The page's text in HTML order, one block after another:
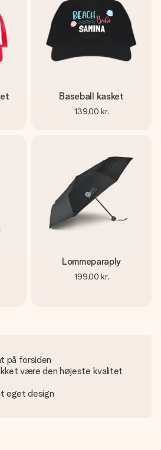
Baseball kasket
139,00 kr.
Lommeparaply
199,00 kr.
på forsiden
være den højeste kvalitet
eget design